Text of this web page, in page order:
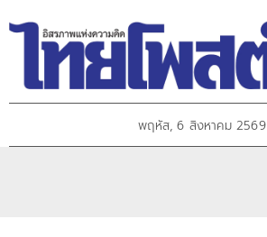
พฤหัส, 6 สิงหาคม 2569